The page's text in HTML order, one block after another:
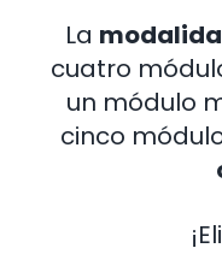
La
cuatro
un módulo
cinco